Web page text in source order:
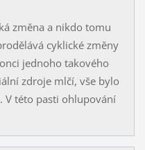
změna a nikdo tomu
cyklické změny
jednoho takového
zdroje mlčí, vše bylo
V této pasti ohlupování